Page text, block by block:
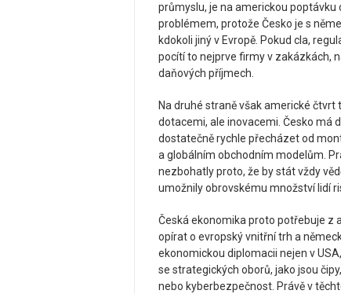
průmyslu, je na americkou poptávku
problémem, protože Česko je s
kdokoli jiný v Evropě. Pokud cla,
pocítí to nejprve firmy v zakázkách,
daňových příjmech.
Na druhé straně však americké
dotacemi, ale inovacemi. Česko má
dostatečně rychle přecházet od
a globálním obchodním modelům.
nezbohatly proto, že by stát vždy
umožnily obrovskému množství lidí
Česká ekonomika proto potřebuje z
opírat o evropský vnitřní trh a
ekonomickou diplomacii nejen v
se strategických oborů, jako jsou
nebo kyberbezpečnost. Právě v